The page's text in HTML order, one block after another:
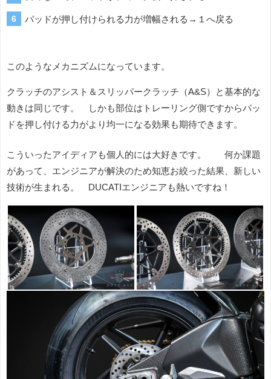
パッドが押し付けられる力が増幅される→１へ戻る
このようなメカニズムになっています。
クラッチのアシスト＆スリッパークラッチ（A&S）と基本的な
動きは同じです。 しかも部位はトレーリング側ですからパッ
ドを押し付ける力がより均一になる効果も期待できます。
こういったアイディアも個人的には大好きです。 何か課題
があって、エンジニアが解決のため知恵お絞った結果、新しい
技術が生まれる。 DUCATIエンジニアも熱いですね！